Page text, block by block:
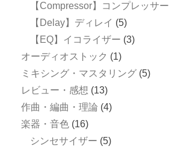
【Compressor】コンプレッサー
【Delay】ディレイ (5)
【EQ】イコライザー (3)
オーディオストック (1)
ミキシング・マスタリング (5)
レビュー・感想 (13)
作曲・編曲・理論 (4)
楽器・音色 (16)
シンセサイザー (5)